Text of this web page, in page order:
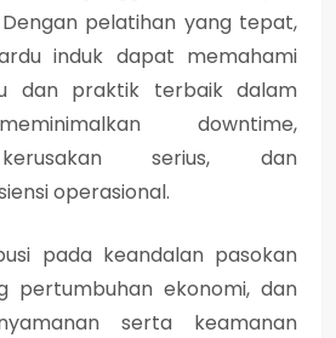
pelatihan yang tepat,
induk dapat memahami
dan praktik terbaik dalam
downtime,
serius, dan
operasional.
pada keandalan pasokan
pertumbuhan ekonomi, dan
serta keamanan